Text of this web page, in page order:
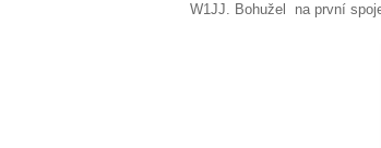
W1JJ. Bohužel na první